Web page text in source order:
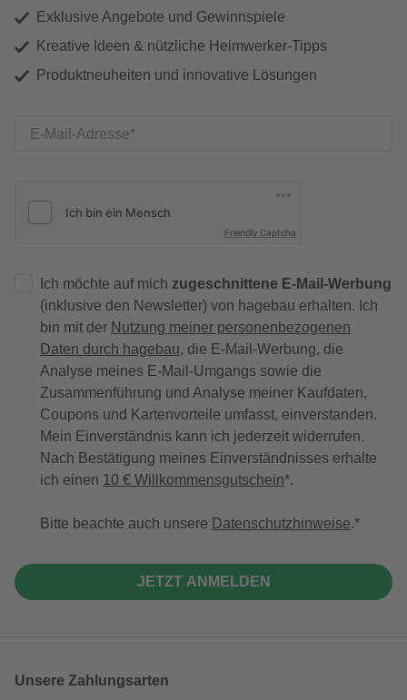
Exklusive Angebote und Gewinnspiele
Kreative Ideen & nützliche Heimwerker-Tipps
Produktneuheiten und innovative Lösungen
E-Mail-Adresse
Friendly Captcha
Ich möchte auf mich zugeschnittene E-Mail-Werbung
(inklusive den Newsletter) von hagebau erhalten. Ich
bin mit der Nutzung meiner personenbezogenen
Daten durch hagebau, die E-Mail-Werbung, die
Analyse meines E-Mail-Umgangs sowie die
Zusammenführung und Analyse meiner Kaufdaten,
Coupons und Kartenvorteile umfasst, einverstanden.
Mein Einverständnis kann ich jederzeit widerrufen.
Nach Bestätigung meines Einverständnisses erhalte
ich einen 10 € Willkommensgutschein*.
Bitte beachte auch unsere Datenschutzhinweise.
JETZT ANMELDEN
Unsere Zahlungsarten